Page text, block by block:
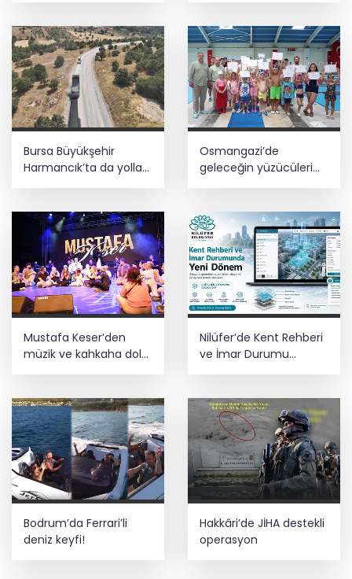
Bursa Büyükşehir
Harmancık’ta da yolları
yeniliyor
Osmangazi’de
geleceğin yüzücüleri
sertifikalarını aldı
Mustafa Keser’den
müzik ve kahkaha dolu
Nilüfer’de Kent Rehberi
ve İmar Durumu
Bodrum’da Ferrari’li
deniz keyfi!
Hakkâri’de JİHA destekli
operasyon